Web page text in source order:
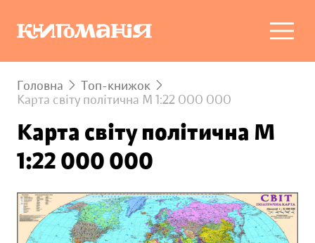
Головна
Топ-книжок
Карта світу політична М 1:22 000 000
Карта світу політична М
1:22 000 000